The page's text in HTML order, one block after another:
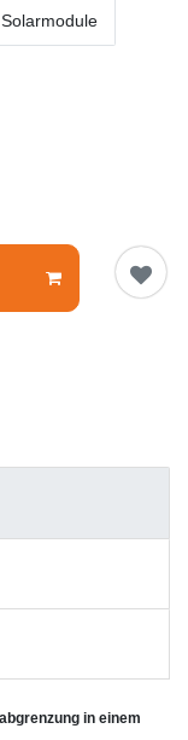
in einem